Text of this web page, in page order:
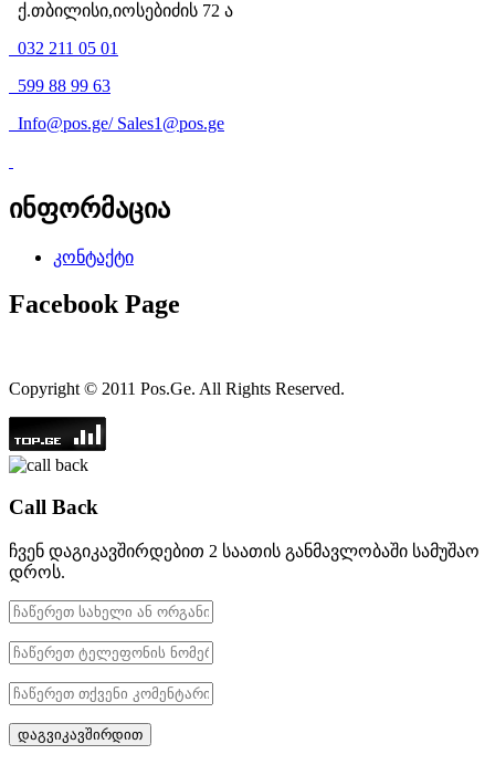
ქ.თბილისი,იოსებიძის 72 ა
032 211 05 01
599 88 99 63
Info@pos.ge/ Sales1@pos.ge
ინფორმაცია
კონტაქტი
Facebook Page
Copyright © 2011 Pos.Ge. All Rights Reserved.
Call Back
ჩვენ დაგიკავშირდებით 2 საათის განმავლობაში სამუშაო
დროს.